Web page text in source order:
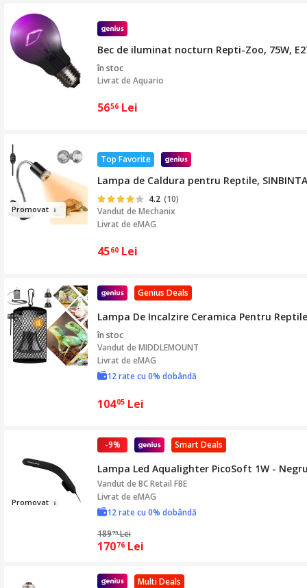
Bec de iluminat nocturn Repti-Zoo, 75W,
în stoc
Livrat deAquario
5656 Lei
Promovat
Top Favorite
Lampa de Caldura pentru Reptile,
4.2 (10)
Vandut deMechanix
Livrat de eMAG
4560 Lei
Genius Deals
Lampa De Incalzire Ceramica Pentru
în stoc
Vandut deMIDDLEMOUNT
Livrat de eMAG
12 rate cu 0% dobândă
10405 Lei
Promovat
Smart Deals
-9%
Lampa Led Aqualighter PicoSoft 1W -
Vandut deBC Retail FBE
Livrat de eMAG
12 rate cu 0% dobândă
18973 Lei
17076 Lei
Multi Deals